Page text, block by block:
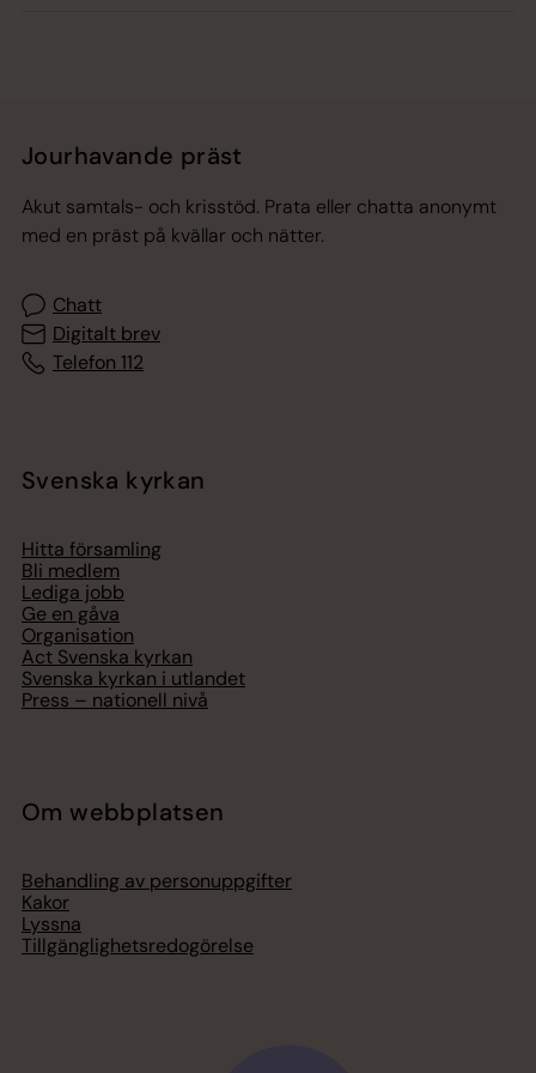
Jourhavande präst
Akut samtals- och krisstöd. Prata eller chatta anonymt
med en präst på kvällar och nätter.
Chatt
Digitalt brev
Telefon 112
Svenska kyrkan
Hitta församling
Bli medlem
Lediga jobb
Ge en gåva
Organisation
Act Svenska kyrkan
Svenska kyrkan i utlandet
Press – nationell nivå
Om webbplatsen
Behandling av personuppgifter
Kakor
Lyssna
Tillgänglighetsredogörelse